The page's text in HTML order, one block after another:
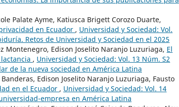
Palate Ayme, Katiusca Brigett Corozo Duarte,
en Ecuador , Universidad y Sociedad: Vol.
Retos de Universidad y Sociedad en el 2025
Montenegro, Edison Joselito Naranjo Luzuriaga, El
, Universidad y Sociedad: Vol. 13 Núm. S2
de la nueva sociedad en América Latina
Edison Joselito Naranjo Luzuriaga, Fausto
en el Ecuador , Universidad y Sociedad: Vol. 14
empresa en América Latina